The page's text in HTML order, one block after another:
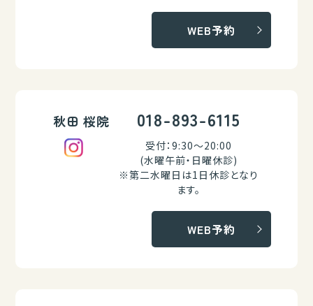
WEB予約
秋田 桜院 018-893-6115
受付：9:30～20:00
(水曜午前・日曜休診)
※第二水曜日は1日休診となり
ます。
WEB予約